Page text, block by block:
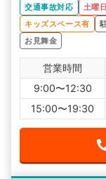
交通事故対応 土曜
キッズスペース有
お見舞金
営業時間
9:00〜12:30
15:00〜19:30